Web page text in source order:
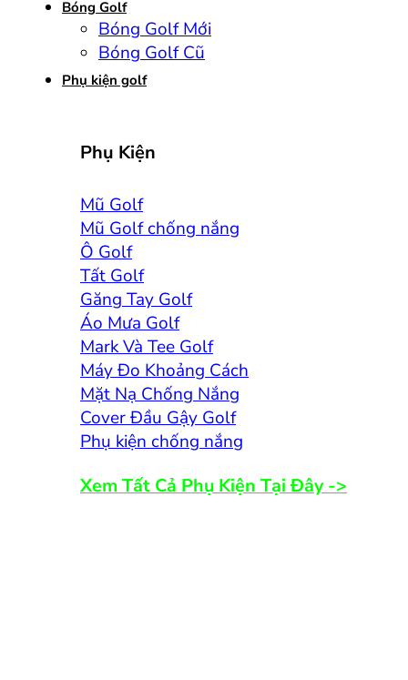
Bóng Golf
Bóng Golf Mới
Bóng Golf Cũ
Phụ kiện golf
Phụ Kiện
Mũ Golf
Mũ Golf chống nắng
Ô Golf
Tất Golf
Găng Tay Golf
Áo Mưa Golf
Mark Và Tee Golf
Máy Đo Khoảng Cách
Mặt Nạ Chống Nắng
Cover Đầu Gậy Golf
Phụ kiện chống nắng
Xem Tất Cả Phụ Kiện Tại Đây ->